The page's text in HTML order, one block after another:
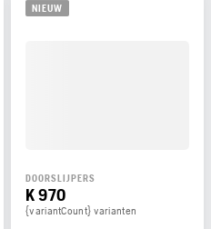
NIEUW
DOORSLIJPERS
K 970
{variantCount} varianten